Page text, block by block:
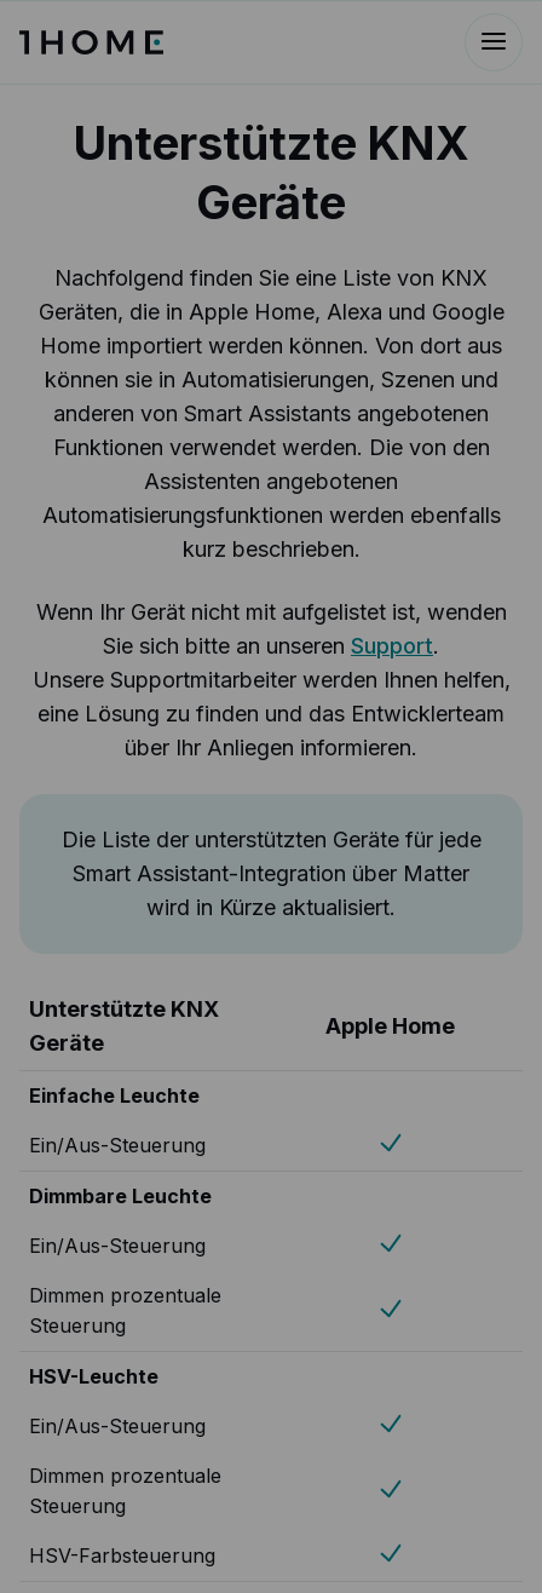
Unterstützte KNX
Geräte
Nachfolgend finden Sie eine Liste von KNX
Geräten, die in Apple Home, Alexa und Google
Home importiert werden können. Von dort aus
können sie in Automatisierungen, Szenen und
anderen von Smart Assistants angebotenen
Funktionen verwendet werden. Die von den
Assistenten angebotenen
Automatisierungsfunktionen werden ebenfalls
kurz beschrieben.
Wenn Ihr Gerät nicht mit aufgelistet ist, wenden
Sie sich bitte an unseren Support.
Unsere Supportmitarbeiter werden Ihnen helfen,
eine Lösung zu finden und das Entwicklerteam
über Ihr Anliegen informieren.
Die Liste der unterstützten Geräte für jede
Smart Assistant-Integration über Matter
wird in Kürze aktualisiert.
Unterstützte KNX
Geräte
Apple Home
Einfache Leuchte
Ein/Aus-Steuerung
Dimmbare Leuchte
Ein/Aus-Steuerung
Dimmen prozentuale
Steuerung
HSV-Leuchte
Ein/Aus-Steuerung
Dimmen prozentuale
Steuerung
HSV-Farbsteuerung